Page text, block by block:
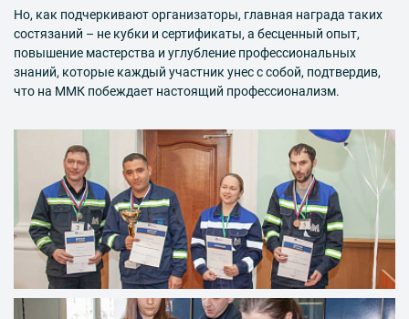
Но, как подчеркивают организаторы, главная награда таких
состязаний – не кубки и сертификаты, а бесценный опыт,
повышение мастерства и углубление профессиональных
знаний, которые каждый участник унес с собой, подтвердив,
что на ММК побеждает настоящий профессионализм.